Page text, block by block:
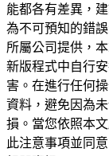
能都各有差異，
為不可預知的錯
所屬公司提供，
新版程式中自行
害。在進行任何
資料，避免因為
損。當您依照本
此注意事項並同